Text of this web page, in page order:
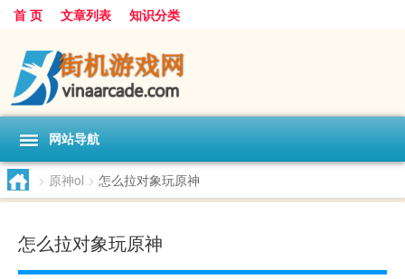
首 页 文章列表 知识分类
网站导航
> 原神ol > 怎么拉对象玩原神
怎么拉对象玩原神